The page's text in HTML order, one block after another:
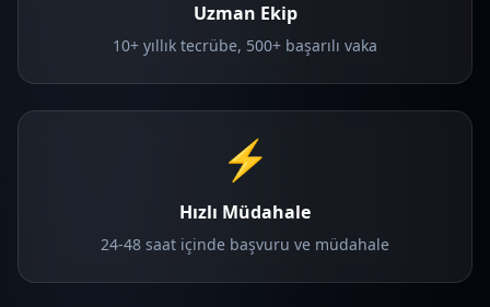
Uzman Ekip
10+ yıllık tecrübe, 500+ başarılı vaka
⚡
Hızlı Müdahale
24-48 saat içinde başvuru ve müdahale